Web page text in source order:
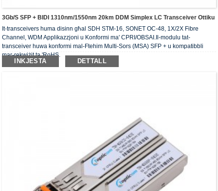
3Gb/s SFP + BIDI 1310nm/1550nm 20km DDM Simplex LC Transceiver Ottiku
It-transceivers huma disinn għal SDH STM-16, SONET OC-48, 1X/2X Fibre
Channel, WDM Applikazzjoni u Konformi ma' CPRI/OBSAI.Il-modulu tat-
transceiver huwa konformi mal-Ftehim Multi-Sors (MSA) SFP + u kompatibbli
mar-rekwiżit ta 'RoHS.
INKJESTA DETTALL